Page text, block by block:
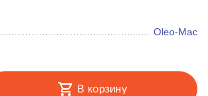
Oleo-Mac
В корзину